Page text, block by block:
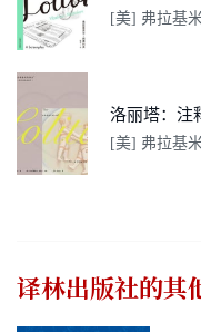
[美] 弗拉基
洛丽塔：注
[美] 弗拉基
译林出版社的其